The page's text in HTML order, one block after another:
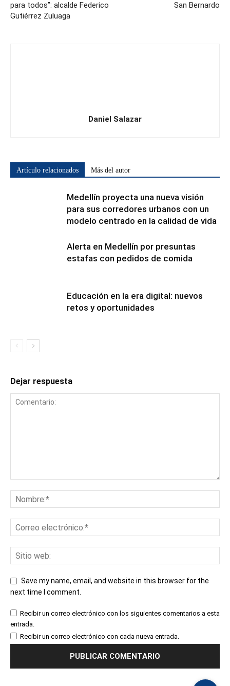
para todos”: alcalde Federico
Gutiérrez Zuluaga
San Bernardo
Daniel Salazar
Artículo relacionados Más del autor
Medellín proyecta una nueva visión
para sus corredores urbanos con un
modelo centrado en la calidad de vida
Alerta en Medellín por presuntas
estafas con pedidos de comida
Educación en la era digital: nuevos
retos y oportunidades
Dejar respuesta
Save my name, email, and website in this browser for the
next time I comment.
Recibir un correo electrónico con los siguientes comentarios a esta
entrada.
Recibir un correo electrónico con cada nueva entrada.